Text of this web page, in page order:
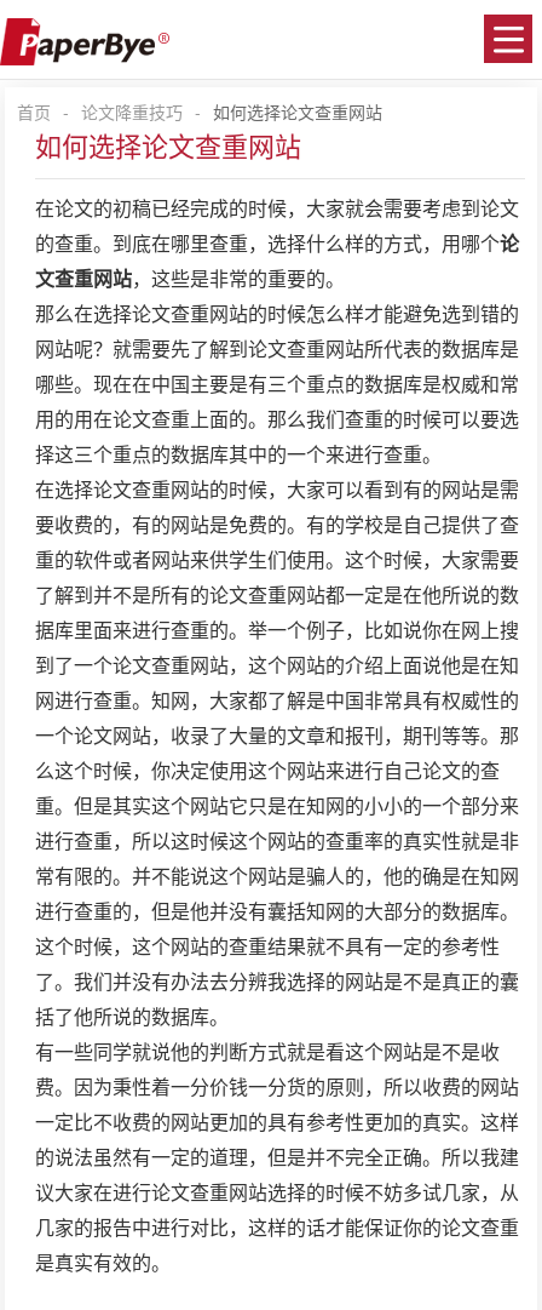
首页 - 论文降重技巧 - 如何选择论文查重网站
如何选择论文查重网站
在论文的初稿已经完成的时候，大家就会需要考虑到论文
的查重。到底在哪里查重，选择什么样的方式，用哪个论
文查重网站，这些是非常的重要的。
那么在选择论文查重网站的时候怎么样才能避免选到错的
网站呢？就需要先了解到论文查重网站所代表的数据库是
哪些。现在在中国主要是有三个重点的数据库是权威和常
用的用在论文查重上面的。那么我们查重的时候可以要选
择这三个重点的数据库其中的一个来进行查重。
在选择论文查重网站的时候，大家可以看到有的网站是需
要收费的，有的网站是免费的。有的学校是自己提供了查
重的软件或者网站来供学生们使用。这个时候，大家需要
了解到并不是所有的论文查重网站都一定是在他所说的数
据库里面来进行查重的。举一个例子，比如说你在网上搜
到了一个论文查重网站，这个网站的介绍上面说他是在知
网进行查重。知网，大家都了解是中国非常具有权威性的
一个论文网站，收录了大量的文章和报刊，期刊等等。那
么这个时候，你决定使用这个网站来进行自己论文的查
重。但是其实这个网站它只是在知网的小小的一个部分来
进行查重，所以这时候这个网站的查重率的真实性就是非
常有限的。并不能说这个网站是骗人的，他的确是在知网
进行查重的，但是他并没有囊括知网的大部分的数据库。
这个时候，这个网站的查重结果就不具有一定的参考性
了。我们并没有办法去分辨我选择的网站是不是真正的囊
括了他所说的数据库。
有一些同学就说他的判断方式就是看这个网站是不是收
费。因为秉性着一分价钱一分货的原则，所以收费的网站
一定比不收费的网站更加的具有参考性更加的真实。这样
的说法虽然有一定的道理，但是并不完全正确。所以我建
议大家在进行论文查重网站选择的时候不妨多试几家，从
几家的报告中进行对比，这样的话才能保证你的论文查重
是真实有效的。